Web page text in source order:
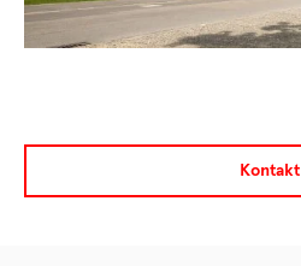
Kontakt